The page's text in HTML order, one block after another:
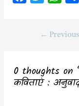
o
t
r
t
p
←
0 thoughts on
कविताएं :